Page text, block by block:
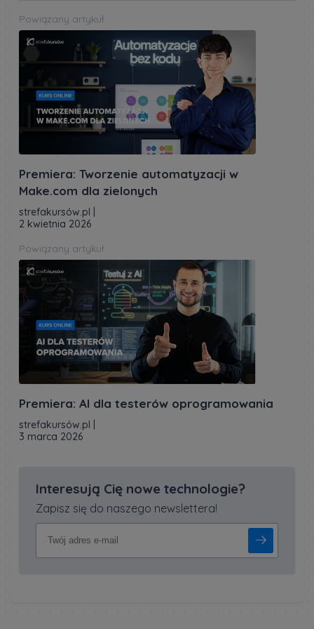
Powiązany artykuł
Premiera: Tworzenie automatyzacji w
Make.com dla zielonych
strefakursów.pl
2 kwietnia 2026
Powiązany artykuł
Premiera: AI dla testerów oprogramowania
strefakursów.pl
3 marca 2026
Interesują Cię nowe technologie?
Zapisz się do naszego newslettera!